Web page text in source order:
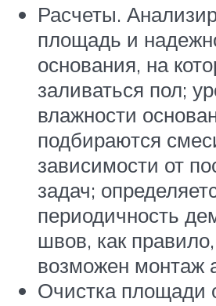
Расчеты.
площадь и
основания, на
заливаться пол;
влажности
подбираются
зависимости от
задач;
периодичность
швов, как
возможен монтаж
Очистка площади